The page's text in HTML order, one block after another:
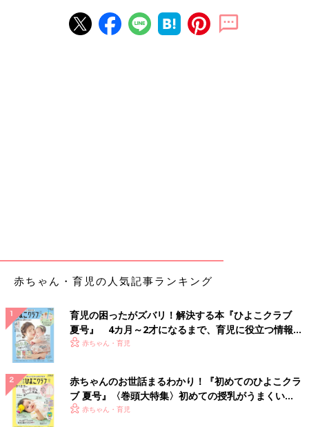
赤ちゃん・育児の人気記事ランキング
育児の困ったがズバリ！解決する本『ひよこクラブ
夏号』 4カ月～2才になるまで、育児に役立つ情報が
いっぱい！
赤ちゃん・育児
赤ちゃんのお世話まるわかり！『初めてのひよこクラ
ブ 夏号』〈巻頭大特集〉初めての授乳がうまくい
く！ おっぱい・ミルクの基本と夏のトラブル 解決テ
赤ちゃん・育児